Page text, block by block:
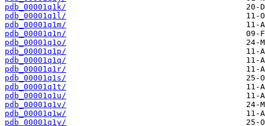
pdb_00001q1k/
pdb_00001q1l/
pdb_00001q1m/
pdb_00001q1n/
pdb_00001q1o/
pdb_00001q1p/
pdb_00001q1q/
pdb_00001q1r/
pdb_00001q1s/
pdb_00001q1t/
pdb_00001q1u/
pdb_00001q1v/
pdb_00001q1w/
pdb_00001q1y/